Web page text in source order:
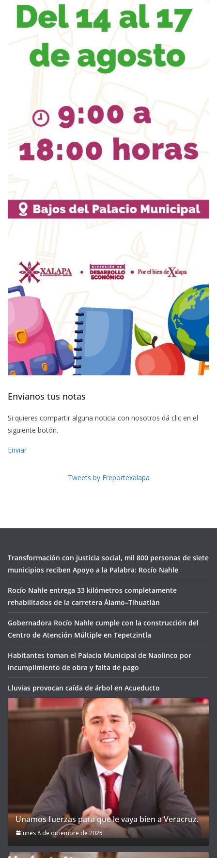
Envíanos tus notas
Si quieres compartir alguna noticia con nosotros dá clic en el
siguiente botón.
Enviar
Tweets by Freportexalapa
Transformación con justicia social, mil 800 personas de siete
municipios reciben Apoyo a la Palabra: Rocío Nahle
Rocío Nahle entrega 33 kilómetros completamente
rehabilitados de la carretera Álamo–Tihuatlán
Gobernadora Rocío Nahle cumple con la construcción del
Centro de Atención Múltiple en Tepetzintla
Habitantes toman el Palacio Municipal de Naolinco por
incumplimiento de obra y falta de pago
Lluvias provocan caída de árbol en Acueducto
Unamos fuerzas para que le vaya bien a Veracruz.
lunes 8 de diciembre de 2025